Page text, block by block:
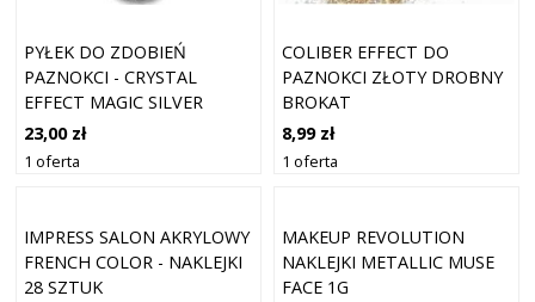
PYŁEK DO ZDOBIEŃ
PAZNOKCI - CRYSTAL
EFFECT MAGIC SILVER
23,00 zł
1 oferta
COLIBER EFFECT DO
PAZNOKCI ZŁOTY DROBNY
BROKAT
8,99 zł
1 oferta
IMPRESS SALON AKRYLOWY
FRENCH COLOR - NAKLEJKI
28 SZTUK
MAKEUP REVOLUTION
NAKLEJKI METALLIC MUSE
FACE 1G